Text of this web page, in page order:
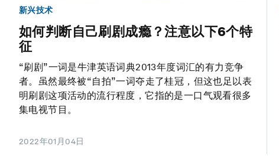
新兴技术
如何判断自己刷剧成瘾？注意以下6个特
征
“刷剧”一词是牛津英语词典2013年度词汇的有力竞争
者。虽然最终被“自拍”一词夺走了桂冠，但这也足以表
明刷剧这项活动的流行程度，它指的是一口气观看很多
集电视节目。
2022年01月04日